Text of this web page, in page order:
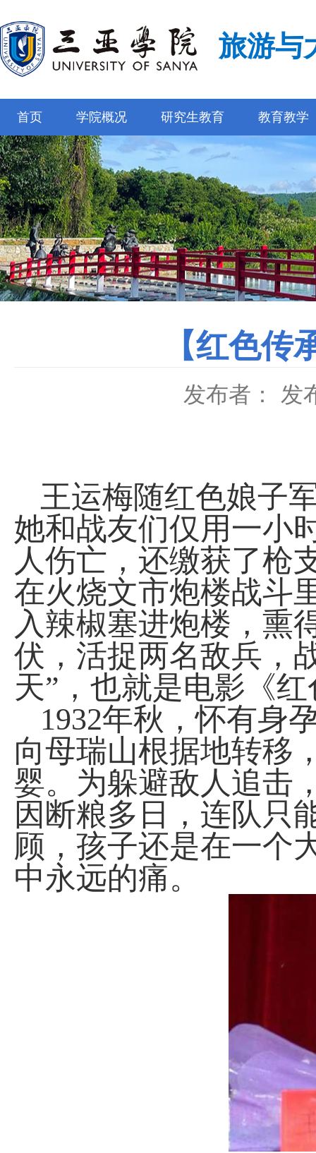
旅游与
首页 学院概况 研究生教育 教育教学
【红色
发布者： 发
王运梅随红色娘子
她和战友们仅用一小
人伤亡，还缴获了枪
在火烧文市炮楼战斗
入辣椒塞进炮楼，熏
伏，活捉两名敌兵，
天”，也就是电影《
1932年秋，怀有身
向母瑞山根据地转移
婴。为躲避敌人追击
因断粮多日，连队只
顾，孩子还是在一个
中永远的痛。